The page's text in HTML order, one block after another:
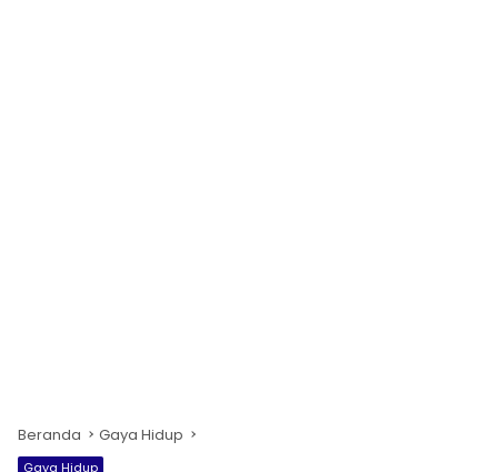
Beranda Gaya Hidup
Gaya Hidup